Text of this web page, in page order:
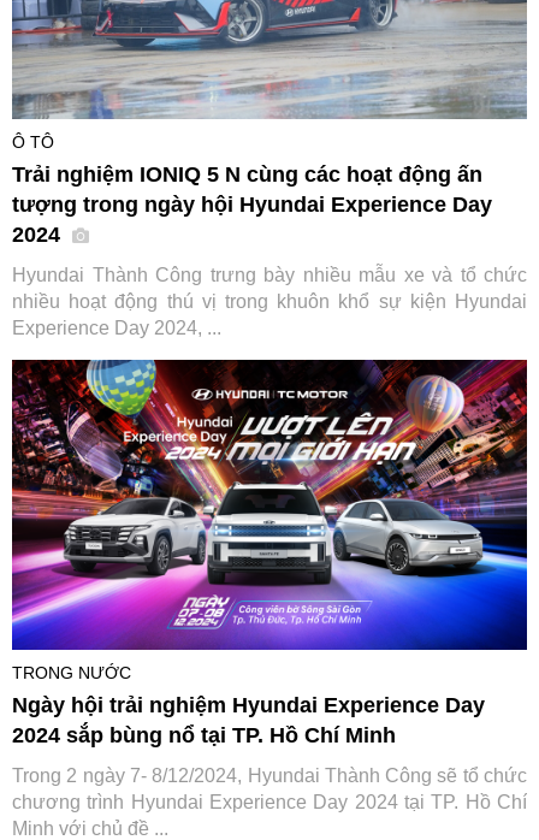
Ô TÔ
Trải nghiệm IONIQ 5 N cùng các hoạt động ấn
tượng trong ngày hội Hyundai Experience Day
2024
Hyundai Thành Công trưng bày nhiều mẫu xe và tổ chức
nhiều hoạt động thú vị trong khuôn khổ sự kiện Hyundai
Experience Day 2024, ...
TRONG NƯỚC
Ngày hội trải nghiệm Hyundai Experience Day
2024 sắp bùng nổ tại TP. Hồ Chí Minh
Trong 2 ngày 7- 8/12/2024, Hyundai Thành Công sẽ tổ chức
chương trình Hyundai Experience Day 2024 tại TP. Hồ Chí
Minh với chủ đề ...